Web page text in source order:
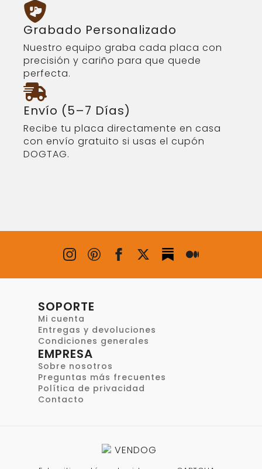
Grabado Personalizado
Nuestro equipo graba cada placa con
precisión y cariño para que quede
perfecta.
Envío (5–7 Días)
Recibe tu placa directamente en casa
con envío gratuito si usas el cupón
DOGTAG.
SOPORTE
Mi cuenta
Entregas y devoluciones
Condiciones generales
EMPRESA
Sobre nosotros
Preguntas más frecuentes
Política de privacidad
Contacto